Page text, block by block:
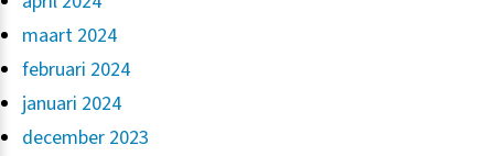
maart 2024
februari 2024
januari 2024
december 2023